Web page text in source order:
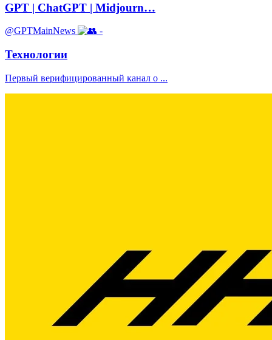
GPT | ChatGPT | Midjourn…
@GPTMainNews -
Технологии
Первый верифицированный канал о ...